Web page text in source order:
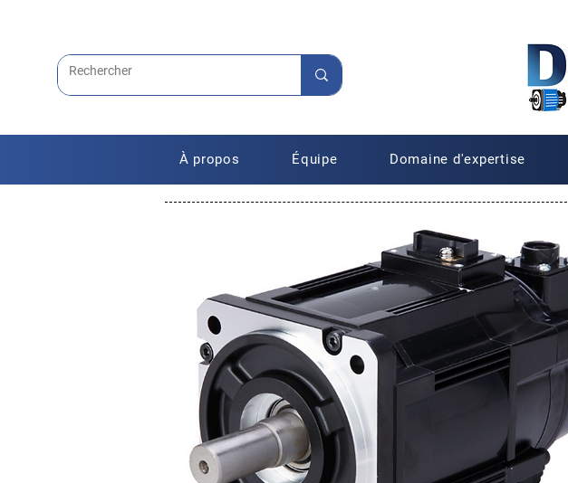
À propos Équipe Domaine d'expertise